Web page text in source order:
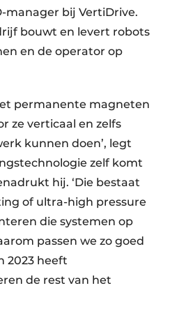
manager bij VertiDrive.
bouwt en levert robots
en de operator op
permanente magneten
ze verticaal en zelfs
kunnen doen’, legt
zelf komt
hij. ‘Die bestaat
of ultra-high pressure
die systemen op
passen we zo goed
2023 heeft
de rest van het